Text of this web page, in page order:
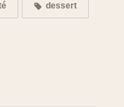
dessert